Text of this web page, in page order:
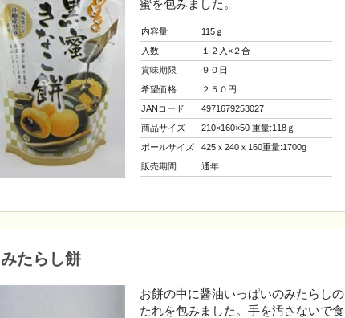
蜜を包みました。
内容量
115ｇ
入数
１２入×２合
賞味期限
９０日
希望価格
２５０円
JANコード
4971679253027
商品サイズ
210×160×50 重量:118ｇ
ボールサイズ
425ｘ240ｘ160重量:1700g
販売期間
通年
みたらし餅
お餅の中に醤油いっぱいのみたらしの
たれを包みました。手を汚さないで食